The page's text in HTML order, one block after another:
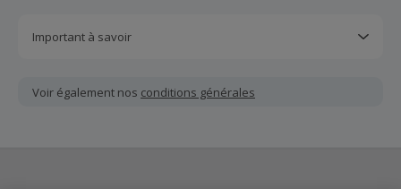
Important à savoir
ou non reçu doivent être soumises au plus tard dans les
100 jours qui suivent la date d'achat.
Voir également nos conditions générales